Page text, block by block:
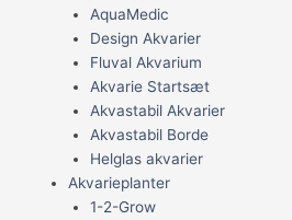
AquaMedic
Design Akvarier
Fluval Akvarium
Akvarie Startsæt
Akvastabil Akvarier
Akvastabil Borde
Helglas akvarier
Akvarieplanter
1-2-Grow